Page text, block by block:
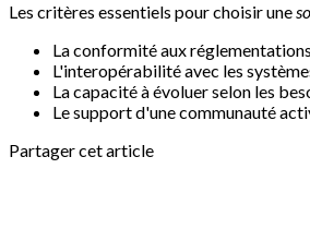
Les critères essentiels pour choisir une
La conformité aux
L'interopérabilité avec les
La capacité à évoluer selon les
Le support d'une communauté
Partager cet article